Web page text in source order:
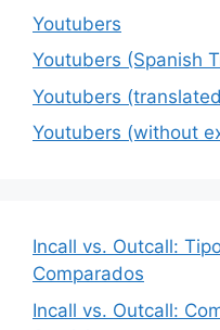
Youtubers
Youtubers (Spanish
Youtubers
Youtubers (without
Incall vs. Outcall:
Comparados
Incall vs. Outcall: